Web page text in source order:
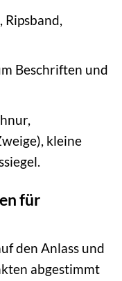
Ripsband,
Beschriften und
kleine
für
den Anlass und
abgestimmt